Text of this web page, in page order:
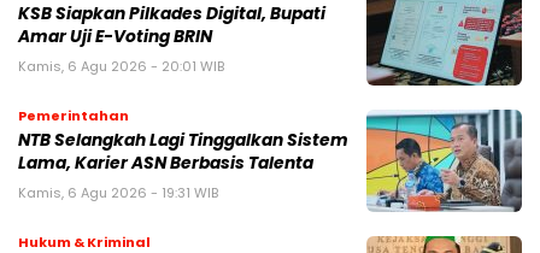
KSB Siapkan Pilkades Digital, Bupati
Amar Uji E-Voting BRIN
Kamis, 6 Agu 2026 - 20:01 WIB
Pemerintahan
NTB Selangkah Lagi Tinggalkan Sistem
Lama, Karier ASN Berbasis Talenta
Kamis, 6 Agu 2026 - 19:31 WIB
Hukum & Kriminal